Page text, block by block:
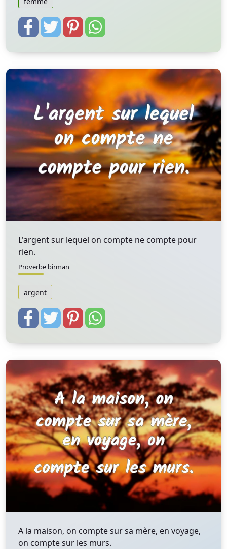
L'argent sur lequel on compte ne compte pour
rien.
Proverbe birman
argent
A la maison, on compte sur sa mère, en voyage,
on compte sur les murs.